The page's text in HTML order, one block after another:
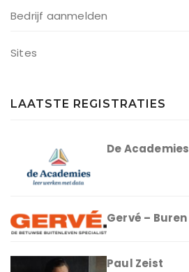
Bedrijf aanmelden
Sites
LAATSTE REGISTRATIES
De Academies
Gervé – Buren
Paul Zeist